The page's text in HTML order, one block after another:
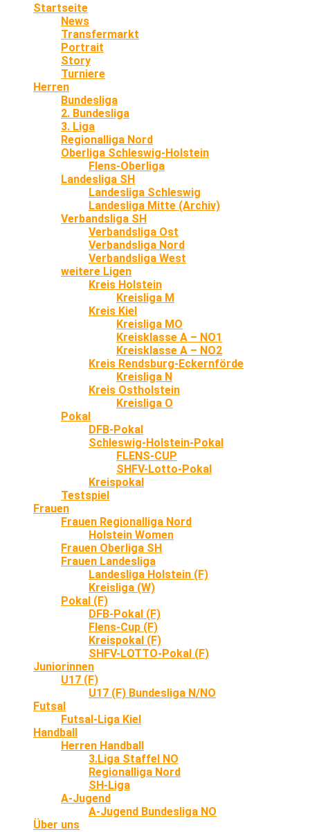
Startseite
News
Transfermarkt
Portrait
Story
Turniere
Herren
Bundesliga
2. Bundesliga
3. Liga
Regionalliga Nord
Oberliga Schleswig-Holstein
Flens-Oberliga
Landesliga SH
Landesliga Schleswig
Landesliga Mitte (Archiv)
Verbandsliga SH
Verbandsliga Ost
Verbandsliga Nord
Verbandsliga West
weitere Ligen
Kreis Holstein
Kreisliga M
Kreis Kiel
Kreisliga MO
Kreisklasse A – NO1
Kreisklasse A – NO2
Kreis Rendsburg-Eckernförde
Kreisliga N
Kreis Ostholstein
Kreisliga O
Pokal
DFB-Pokal
Schleswig-Holstein-Pokal
FLENS-CUP
SHFV-Lotto-Pokal
Kreispokal
Testspiel
Frauen
Frauen Regionalliga Nord
Holstein Women
Frauen Oberliga SH
Frauen Landesliga
Landesliga Holstein (F)
Kreisliga (W)
Pokal (F)
DFB-Pokal (F)
Flens-Cup (F)
Kreispokal (F)
SHFV-LOTTO-Pokal (F)
Juniorinnen
U17 (F)
U17 (F) Bundesliga N/NO
Futsal
Futsal-Liga Kiel
Handball
Herren Handball
3.Liga Staffel NO
Regionalliga Nord
SH-Liga
A-Jugend
A-Jugend Bundesliga NO
Über uns